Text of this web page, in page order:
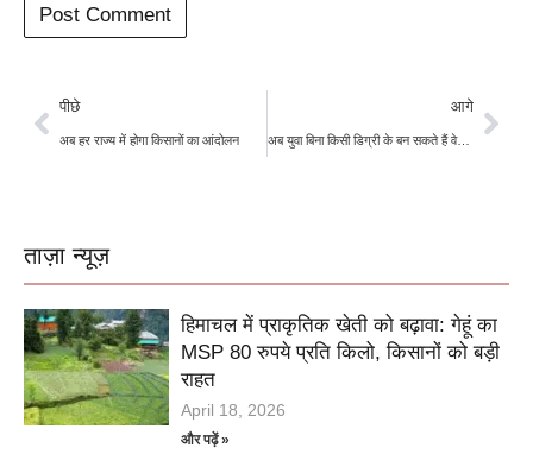
पीछे
अब हर राज्य में होगा किसानों का आंदोलन
आगे
अब युवा बिना किसी डिग्री के बन सकते हैं वेटनरी डॉक्टर
ताज़ा न्यूज़
हिमाचल में प्राकृतिक खेती को बढ़ावा: गेहूं का
MSP 80 रुपये प्रति किलो, किसानों को बड़ी
राहत
April 18, 2026
और पढ़ें »